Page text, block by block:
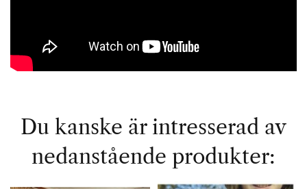
Du kanske är intresserad av
nedanstående produkter: